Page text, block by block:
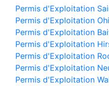
Permis d'Exploitation
Permis d'Exploitation
Permis d'Exploitation
Permis d'Exploitation
Permis d'Exploitation
Permis d'Exploitation
Permis d'Exploitation